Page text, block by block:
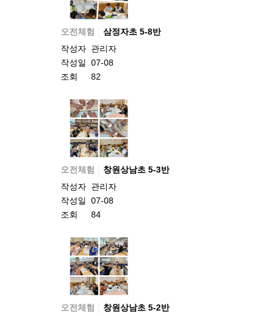
오전체험
삼정자초 5-8반
작성자 관리자
작성일
07-08
조회
82
오전체험
창원상남초 5-3반
작성자 관리자
작성일
07-08
조회
84
오전체험 창원상남초 5-2반